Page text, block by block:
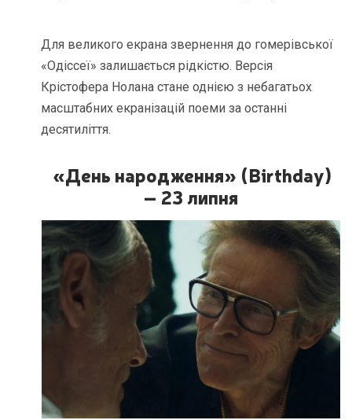
Для великого екрана звернення до гомерівської
«Одіссеї» залишається рідкістю. Версія
Крістофера Нолана стане однією з небагатьох
масштабних екранізацій поеми за останні
десятиліття.
«День народження» (Birthday)
– 23 липня